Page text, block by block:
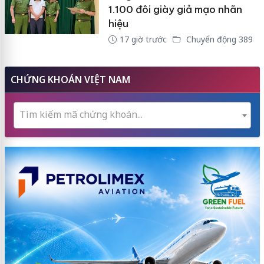
1.100 đôi giày giả mạo nhãn
hiệu
17 giờ trước Chuyển động 389
CHỨNG KHOÁN VIỆT NAM
Tìm kiếm mã chứng khoán...